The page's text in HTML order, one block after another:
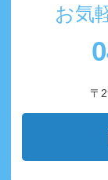
お気
〒